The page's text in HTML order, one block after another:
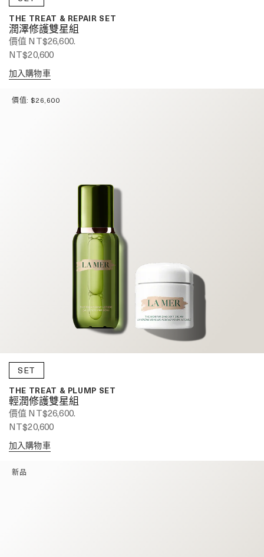
THE TREAT & REPAIR SET
潤澤修護雙星組
價值 NT$26,600.
NT$20,600
加入購物車
價值: $26,600
SET
THE TREAT & PLUMP SET
輕潤修護雙星組
價值 NT$26,600.
NT$20,600
加入購物車
新品